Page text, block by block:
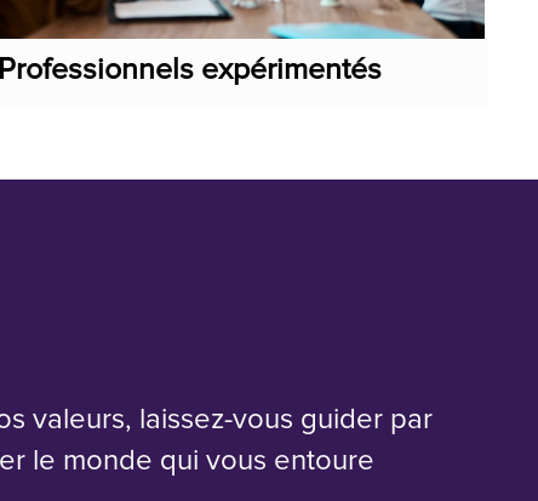
Professionnels expérimentés
valeurs, laissez-vous guider par
le monde qui vous entoure